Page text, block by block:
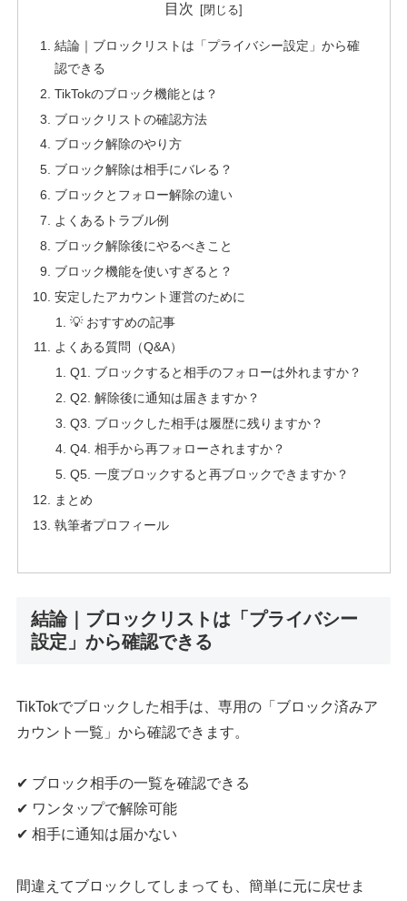
目次
結論｜ブロックリストは「プライバシー設定」から確
認できる
TikTokのブロック機能とは？
ブロックリストの確認方法
ブロック解除のやり方
ブロック解除は相手にバレる？
ブロックとフォロー解除の違い
よくあるトラブル例
ブロック解除後にやるべきこと
ブロック機能を使いすぎると？
安定したアカウント運営のために
💡 おすすめの記事
よくある質問（Q&A）
Q1. ブロックすると相手のフォローは外れますか？
Q2. 解除後に通知は届きますか？
Q3. ブロックした相手は履歴に残りますか？
Q4. 相手から再フォローされますか？
Q5. 一度ブロックすると再ブロックできますか？
まとめ
執筆者プロフィール
結論｜ブロックリストは「プライバシー
設定」から確認できる
TikTokでブロックした相手は、専用の「ブロック済みア
カウント一覧」から確認できます。
✔ ブロック相手の一覧を確認できる
✔ ワンタップで解除可能
✔ 相手に通知は届かない
間違えてブロックしてしまっても、簡単に元に戻せま